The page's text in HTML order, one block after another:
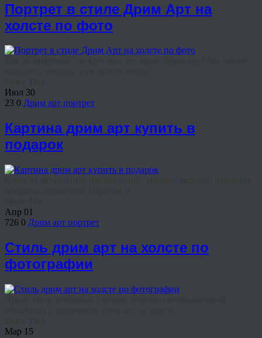
Портрет в стиле Дрим Арт на
холсте по фото
Июл 30
23 0 Дрим арт портрет
Картина дрим арт купить в
подарок
Апр 01
726 0 Дрим арт портрет
Стиль дрим арт на холсте по
фотографии
Мар 15